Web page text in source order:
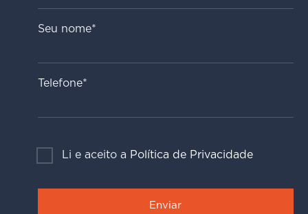
Seu nome*
Telefone*
Li e aceito a Política de Privacidade